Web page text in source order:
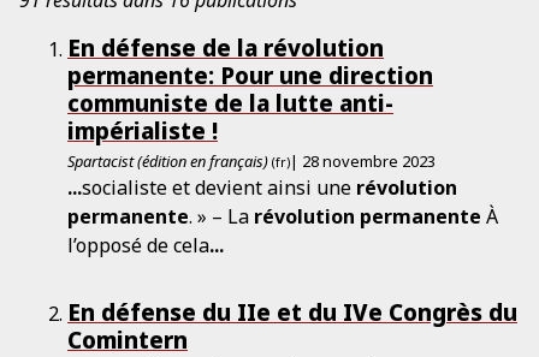
En défense de la révolution
permanente: Pour une direction
communiste de la lutte anti-
impérialiste !
Spartacist (édition en français) (fr)| 28 novembre 2023
...socialiste et devient ainsi une révolution
permanente. » – La révolution permanente À
l’opposé de cela...
En défense du IIe et du IVe Congrès du
Comintern